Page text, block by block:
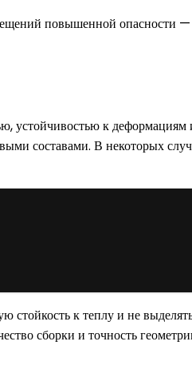
повышенной опасности
устойчивостью к
составами. В некоторых
стойкость к теплу и не
сборки и точность